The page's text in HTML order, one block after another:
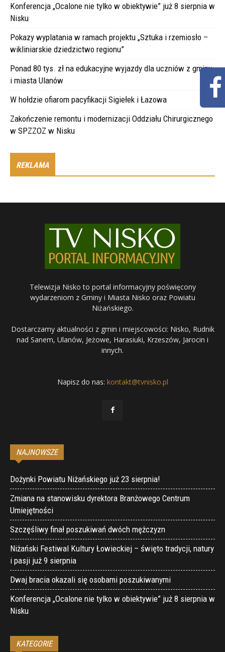
Konferencja „Ocalone nie tylko w obiektywie” już 8 sierpnia w
Nisku
Pokazy wyplatania w ramach projektu „Sztuka i rzemiosło –
wikliniarskie dziedzictwo regionu”
Ponad 80 tys. zł na edukacyjne wyjazdy dla uczniów z gminy
i miasta Ulanów
W hołdzie ofiarom pacyfikacji Sigiełek i Łazowa
Zakończenie remontu i modernizacji Oddziału Chirurgicznego
w SPZZOZ w Nisku
REKLAMA
Telewizja Nisko to portal informacyjny poświęcony
wydarzeniom z Gminy i Miasta Nisko oraz Powiatu
Niżańskiego.
Dostarczamy aktualności z gmin i miejscowości: Nisko, Rudnik
nad Sanem, Ulanów, Jeżowe, Harasiuki, Krzeszów, Jarocin i
innych.
Napisz do nas: kontakt@tvnisko.pl
NAJNOWSZE
Dożynki Powiatu Niżańskiego już 23 sierpnia!
Zmiana na stanowisku dyrektora Branżowego Centrum
Umiejętności
Szczęśliwy finał poszukiwań dwóch mężczyzn
Niżański Festiwal Kultury Łowieckiej – święto tradycji, natury
i pasji już 9 sierpnia
Dwaj bracia okazali się osobami poszukiwanymi
Konferencja „Ocalone nie tylko w obiektywie” już 8 sierpnia w
Nisku
KATEGORIE